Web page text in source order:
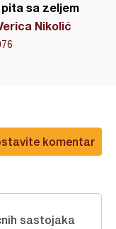
sa zeljem
Nikolić
komentar
sastojaka